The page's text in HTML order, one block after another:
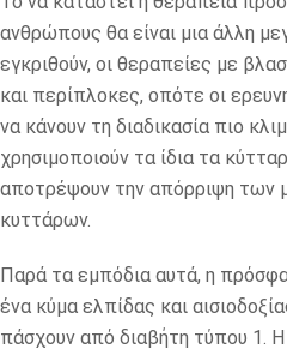
ανθρώπους θα είναι μια άλλη
εγκριθούν, οι θεραπείες με
και περίπλοκες, οπότε οι
να κάνουν τη διαδικασία πιο
χρησιμοποιούν τα ίδια τα
αποτρέψουν την απόρριψη των
κυττάρων.
Παρά τα εμπόδια αυτά, η
ένα κύμα ελπίδας και
πάσχουν από διαβήτη τύπου 1.